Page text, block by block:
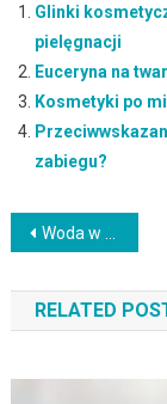
Glinki
pielęgnacji
Euceryna na
Kosmetyki po
zabiegu?
Nawigacja
wpisu
Woda w kosmetykach: kluczowy składnik nawilżający i pielęgnujący
RELATED